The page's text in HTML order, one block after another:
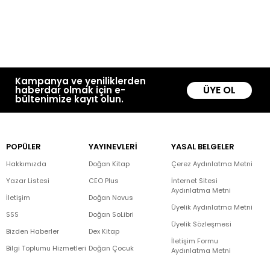
Kampanya ve yeniliklerden
haberdar olmak için e-
bültenimize kayıt olun.
ÜYE OL
POPÜLER
Hakkımızda
Yazar Listesi
İletişim
SSS
Bizden Haberler
Bilgi Toplumu Hizmetleri
YAYINEVLERİ
Doğan Kitap
CEO Plus
Doğan Novus
Doğan SoLibri
Dex Kitap
Doğan Çocuk
YASAL BELGELER
Çerez Aydınlatma Metni
İnternet Sitesi
Aydınlatma Metni
Üyelik Aydınlatma Metni
Üyelik Sözleşmesi
İletişim Formu
Aydınlatma Metni